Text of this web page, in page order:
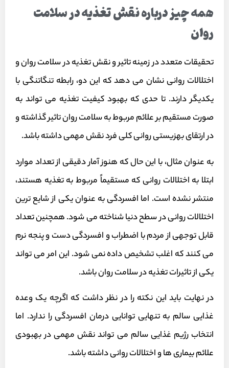
همه چیز درباره نقش تغذیه در سلامت
روان
تحقیقات متعدد در زمینه تاثیر و نقش تغذیه در سلامت روان و
اختلالات روانی نشان می دهد که این دو، رابطه تنگاتنگی با
یکدیگر دارند. تا حدی که بهبود کیفیت تغذیه می تواند به
صورت مستقیم بر علائم مربوط به سلامت روان تاثیر گذاشته و
در ارتقای بهزیستی روانی کلی فرد نقش مهمی داشته باشد.
به عنوان مثال، با این حال که هنوز آمار دقیقی از تعداد موارد
ابتلا به اختلالات روانی که مستقیماً مربوط به تغذیه هستند،
منتشر نشده است. اما افسردگی به عنوان یکی از شایع ترین
اختلالات روانی در سطح دنیا شناخته می شود. همچنین تعداد
قابل توجهی از مردم با اضطراب و افسردگی دست و پنجه نرم
می کنند که اغلب تشخیص داده نمی شود. این امر می تواند
یکی از تاثیرات تغذیه در سلامت روان باشد.
در نهایت باید این نکته را در نظر داشت که اگرچه یک وعده
غذایی سالم به تنهایی توانایی درمان افسردگی را ندارد. اما
انتخاب رژیم غذایی سالم می تواند نقش مهمی در بهبودی
علائم بیماری ها و اختلالات روانی داشته باشد.